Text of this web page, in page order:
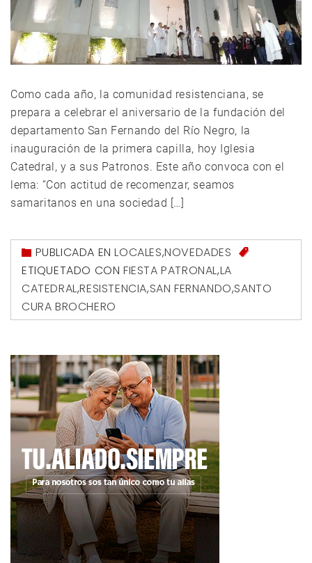
Como cada año, la comunidad resistenciana, se
prepara a celebrar el aniversario de la fundación del
departamento San Fernando del Río Negro, la
inauguración de la primera capilla, hoy Iglesia
Catedral, y a sus Patronos. Este año convoca con el
lema: “Con actitud de recomenzar, seamos
samaritanos en una sociedad […]
PUBLICADA ENLOCALES,NOVEDADES
ETIQUETADO CON FIESTA PATRONAL,LA
CATEDRAL,RESISTENCIA,SAN FERNANDO,SANTO
CURA BROCHERO